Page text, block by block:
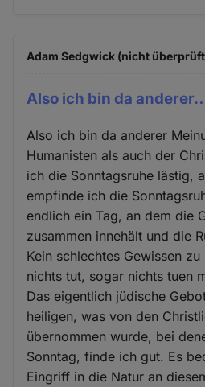
Adam Sedgwick (nicht
Also ich bin da
Also ich bin da anderer
Humanisten als auch der
ich die Sonntagsruhe lästig,
empfinde ich die
endlich ein Tag, an dem die
zusammen innehält und die
Kein schlechtes Gewissen
nichts tut, sogar nichts tuen
Das eigentlich jüdische
heiligen, was von den
übernommen wurde, bei
Sonntag, finde ich gut. Es
Eingriff in die Natur an